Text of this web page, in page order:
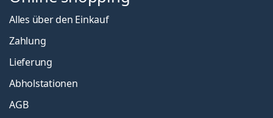
Alles über den Einkauf
Zahlung
Lieferung
Abholstationen
AGB